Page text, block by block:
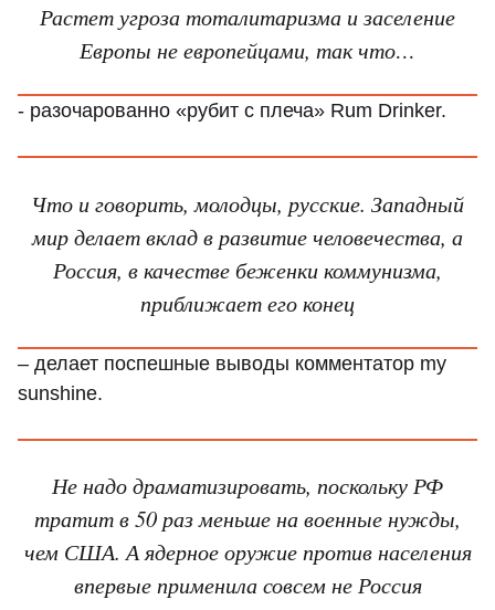
Растет угроза тоталитаризма и заселение
Европы не европейцами, так что…
- разочарованно «рубит с плеча» Rum Drinker.
Что и говорить, молодцы, русские. Западный
мир делает вклад в развитие человечества, а
Россия, в качестве беженки коммунизма,
приближает его конец
– делает поспешные выводы комментатор my
sunshine.
Не надо драматизировать, поскольку РФ
тратит в 50 раз меньше на военные нужды,
чем США. А ядерное оружие против населения
впервые применила совсем не Россия